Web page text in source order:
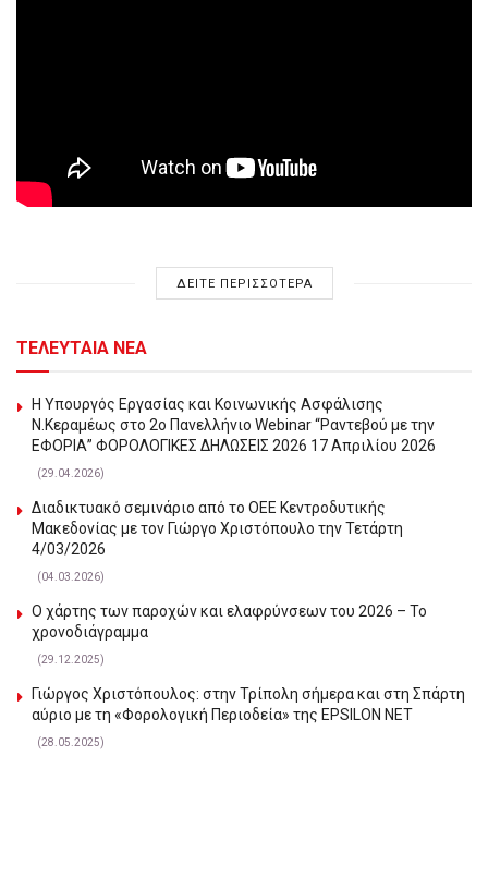
ΔΕΙΤΕ ΠΕΡΙΣΣΟΤΕΡΑ
ΤΕΛΕΥΤΑΙΑ ΝΕΑ
Η Υπουργός Εργασίας και Κοινωνικής Ασφάλισης
Ν.Κεραμέως στο 2o Πανελλήνιο Webinar “Ραντεβού με την
ΕΦΟΡΙΑ” ΦΟΡΟΛΟΓΙΚΕΣ ΔΗΛΩΣΕΙΣ 2026 17 Απριλίου 2026
(29.04.2026)
Διαδικτυακό σεμινάριο από το ΟΕΕ Κεντροδυτικής
Μακεδονίας με τον Γιώργο Χριστόπουλο την Τετάρτη
4/03/2026
(04.03.2026)
Ο χάρτης των παροχών και ελαφρύνσεων του 2026 – Το
χρονοδιάγραμμα
(29.12.2025)
Γιώργος Χριστόπουλος: στην Τρίπολη σήμερα και στη Σπάρτη
αύριο με τη «Φορολογική Περιοδεία» της EPSILON NET
(28.05.2025)